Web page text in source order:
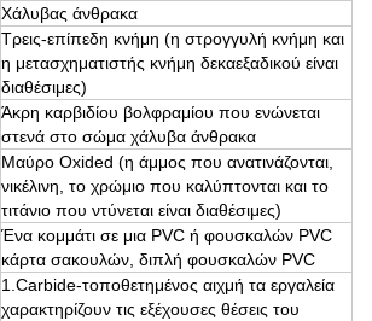
Χάλυβας άνθρακα
Τρεις-επίπεδη κνήμη (η στρογγυλή κνήμη και
η μετασχηματιστής κνήμη δεκαεξαδικού είναι
διαθέσιμες)
Άκρη καρβιδίου βολφραμίου που ενώνεται
στενά στο σώμα χάλυβα άνθρακα
Μαύρο Oxided (η άμμος που ανατινάζονται,
νικέλινη, το χρώμιο που καλύπτονται και το
τιτάνιο που ντύνεται είναι διαθέσιμες)
Ένα κομμάτι σε μια PVC ή φουσκαλών PVC
κάρτα σακουλών, διπλή φουσκαλών PVC
1.Carbide-τοποθετημένος αιχμή τα εργαλεία
χαρακτηρίζουν τις εξέχουσες θέσεις του